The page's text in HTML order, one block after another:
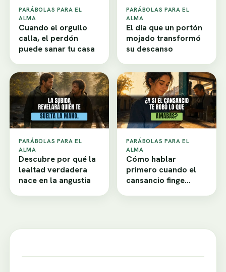
PARÁBOLAS PARA EL
ALMA
Cuando el orgullo
calla, el perdón
puede sanar tu casa
PARÁBOLAS PARA EL
ALMA
El día que un portón
mojado transformó
su descanso
PARÁBOLAS PARA EL
ALMA
Descubre por qué la
lealtad verdadera
nace en la angustia
PARÁBOLAS PARA EL
ALMA
Cómo hablar
primero cuando el
cansancio finge